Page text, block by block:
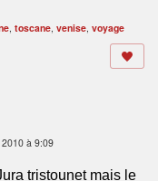
, toscane, venise, voyage
à 9:09
tristounet mais le